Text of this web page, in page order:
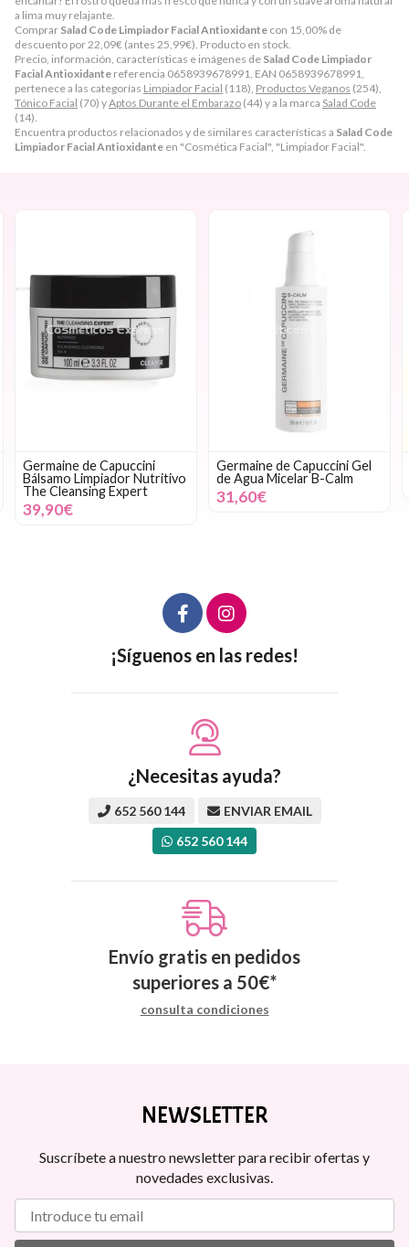
a lima muy relajante.
Comprar Salad Code Limpiador Facial Antioxidante con 15,00% de
descuento por 22,09€ (antes 25,99€). Producto en stock.
Precio, información, características e imágenes de Salad Code Limpiador
Facial Antioxidante referencia 0658939678991, EAN 0658939678991,
pertenece a las categorías Limpiador Facial (118), Productos Veganos (254),
Tónico Facial (70) yAptos Durante el Embarazo (44) y a la marca Salad Code
(14).
Encuentra productos relacionados y de similares características a Salad Code
Limpiador Facial Antioxidante en "Cosmética Facial", "Limpiador Facial".
Germaine de Capuccini
Bálsamo Limpiador Nutritivo
The Cleansing Expert
39,90€
Germaine de Capuccini Gel
de Agua Micelar B-Calm
31,60€
¡Síguenos en las redes!
¿Necesitas ayuda?
652 560 144
ENVIAR EMAIL
652 560 144
Envío gratis en pedidos
superiores a 50€*
consulta condiciones
NEWSLETTER
Suscríbete a nuestro newsletter para recibir ofertas y
novedades exclusivas.